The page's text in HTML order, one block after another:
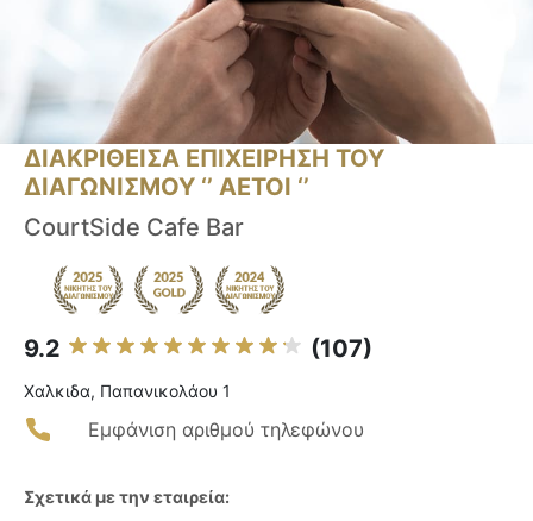
ΔΙΑΚΡΙΘΕΙΣΑ ΕΠΙΧΕΙΡΗΣΗ ΤΟΥ
ΔΙΑΓΩΝΙΣΜΟΥ ‘’ ΑΕΤΟΙ ‘’
CourtSide Cafe Bar
9.2 (107)
Χαλκιδα, Παπανικολάου 1
Εμφάνιση αριθμού τηλεφώνου
Σχετικά με την εταιρεία: